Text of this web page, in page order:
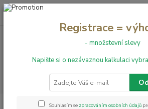
+420 731 199 591
Laminátové podlahy Laminátová
Registrace =
- množstevní slevy
Napište si o nezávaznou kalkulaci
Souhlasím se zpracováním osobních údajů